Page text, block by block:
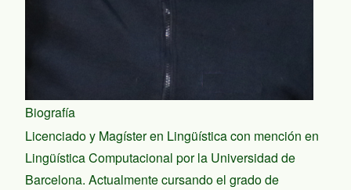
Biografía
Licenciado y Magíster en Lingüística con mención en
Lingüística Computacional por la Universidad de
Barcelona. Actualmente cursando el grado de